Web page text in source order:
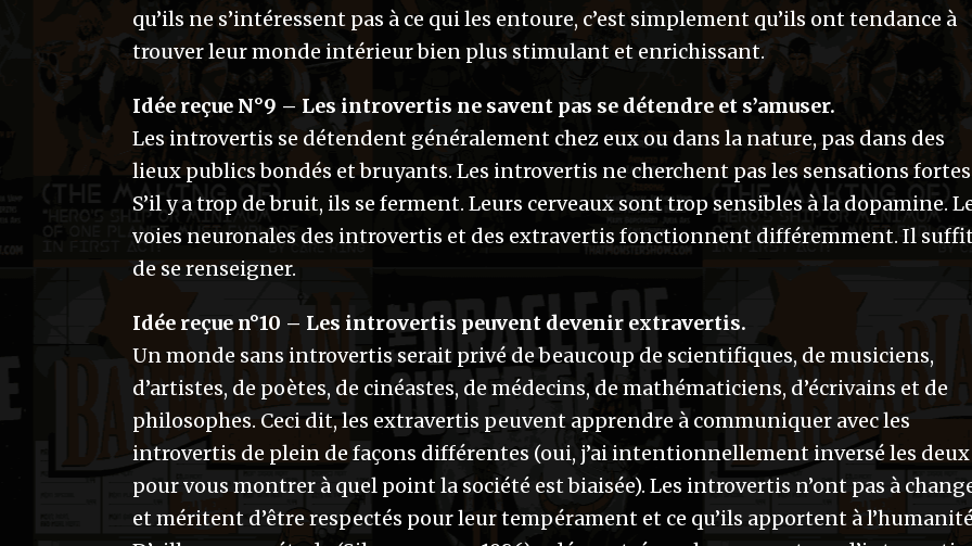
qu’ils ne s’intéressent pas à ce qui les entoure, c’est simplement qu’ils ont tendance à
trouver leur monde intérieur bien plus stimulant et enrichissant.
Idée reçue N°9 – Les introvertis ne savent pas se détendre et s’amuser.
Les introvertis se détendent généralement chez eux ou dans la nature, pas dans des
lieux publics bondés et bruyants. Les introvertis ne cherchent pas les sensations
S’il y a trop de bruit, ils se ferment. Leurs cerveaux sont trop sensibles à la dopamine.
voies neuronales des introvertis et des extravertis fonctionnent différemment. Il
de se renseigner.
Idée reçue n°10 – Les introvertis peuvent devenir extravertis.
Un monde sans introvertis serait privé de beaucoup de scientifiques, de musiciens,
d’artistes, de poètes, de cinéastes, de médecins, de mathématiciens, d’écrivains et de
philosophes. Ceci dit, les extravertis peuvent apprendre à communiquer avec les
introvertis de plein de façons différentes (oui, j’ai intentionnellement inversé les deux
pour vous montrer à quel point la société est biaisée). Les introvertis n’ont pas à
et méritent d’être respectés pour leur tempérament et ce qu’ils apportent à